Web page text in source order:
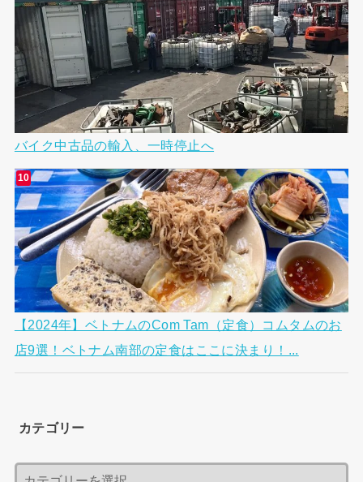
バイク中古品の輸入、一時停止へ
【2024年】ベトナムのCom Tam（定食）コムタムのお
店9選！ベトナム南部の定食はここに決まり！...
カテゴリー